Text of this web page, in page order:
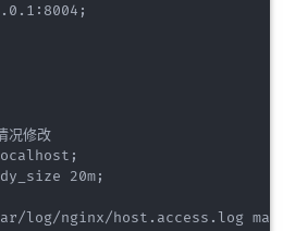
况修改
20m;
log/nginx/host.access.log